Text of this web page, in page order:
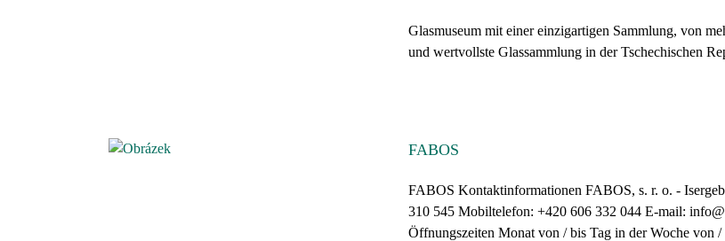
Glasmuseum mit einer einzigartigen Sammlung, von
und wertvollste Glassammlung in der Tschechischen
FABOS
FABOS Kontaktinformationen FABOS, s. r. o. -
310 545 Mobiltelefon: +420 606 332 044 E-mail:
Öffnungszeiten Monat von / bis Tag in der Woche von